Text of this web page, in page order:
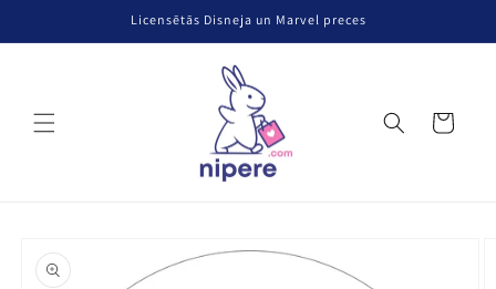
Licensētās Disneja un Marvel preces
Grozs
produkta
informāciju